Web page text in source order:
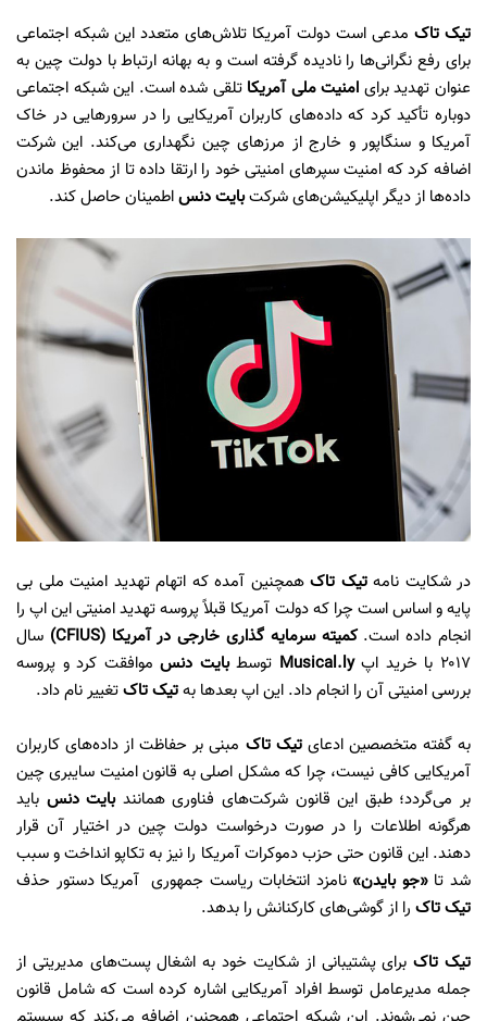
تیک تاک مدعی است دولت آمریکا تلاش‌های متعدد این شبکه اجتماعی
برای رفع نگرانی‌ها را نادیده گرفته است و به بهانه ارتباط با دولت چین به
عنوان تهدید برای امنیت ملی آمریکا تلقی شده است. این شبکه اجتماعی
دوباره تأکید کرد که داده‌های کاربران آمریکایی را در سرورهایی در خاک
آمریکا و سنگاپور و خارج از مرزهای چین نگهداری می‌کند. این شرکت
اضافه کرد که امنیت سپرهای امنیتی خود را ارتقا داده تا از محفوظ ماندن
داده‌ها از دیگر اپلیکیشن‌های شرکتبایت دنساطمینان حاصل کند.
در شکایت نامهتیک تاک همچنین آمده که اتهام تهدید امنیت ملی بی
پایه و اساس است چرا که دولت آمریکا قبلاً پروسه تهدید امنیتی این اپ را
انجام داده است. کمیته سرمایه گذاری خارجی در آمریکا (CFIUS)
سال
۲۰۱۷ با خرید اپ
Musical.ly توسطبایت دنسموافقت کرد و پروسه
بررسی امنیتی آن را انجام داد. این اپ بعدها بهتیک تاکتغییر نام داد.
به گفته متخصصین ادعایتیک تاک مبنی بر حفاظت از داده‌های کاربران
آمریکایی کافی نیست، چرا که مشکل اصلی به قانون امنیت سایبری چین
بر می‌گردد؛ طبق این قانون شرکت‌های فناوری همانندبایت دنس باید
هرگونه اطلاعات را در صورت درخواست دولت چین در اختیار آن قرار
دهند. این قانون حتی حزب دموکرات آمریکا را نیز به تکاپو انداخت و سبب
شد تا«جو بایدن» نامزد انتخابات ریاست جمهوری آمریکا دستور حذف
تیک تاک را از گوشی‌های کارکنانش را بدهد.
تیک تاکبرای پشتیبانی از شکایت خود به اشغال پست‌های مدیریتی از
جمله مدیرعامل توسط افراد آمریکایی اشاره کرده است که شامل قانون